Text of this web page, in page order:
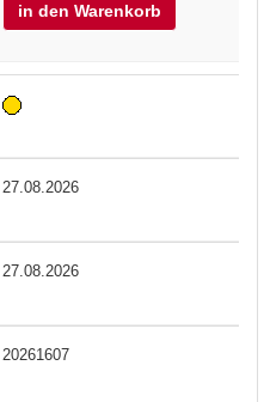
in den Warenkorb
27.08.2026
27.08.2026
20261607